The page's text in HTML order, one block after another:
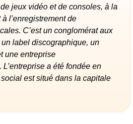
jeux vidéo et de consoles, à la
l’enregistrement de
C’est un conglomérat aux
label discographique, un
une entreprise
L’entreprise a été fondée en
est situé dans la capitale